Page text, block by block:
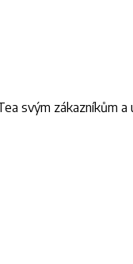
svým zákazníkům